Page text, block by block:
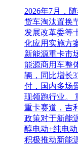
2026年7月，
货车淘汰置换
发展改革委等
化应用实施方
新能源重卡市
能源商用车整
辆，同比增长
付，国内多场
现领跑行业。
重卡赛道，吉
政策对于新能
醇电动+纯电
积极推动新能